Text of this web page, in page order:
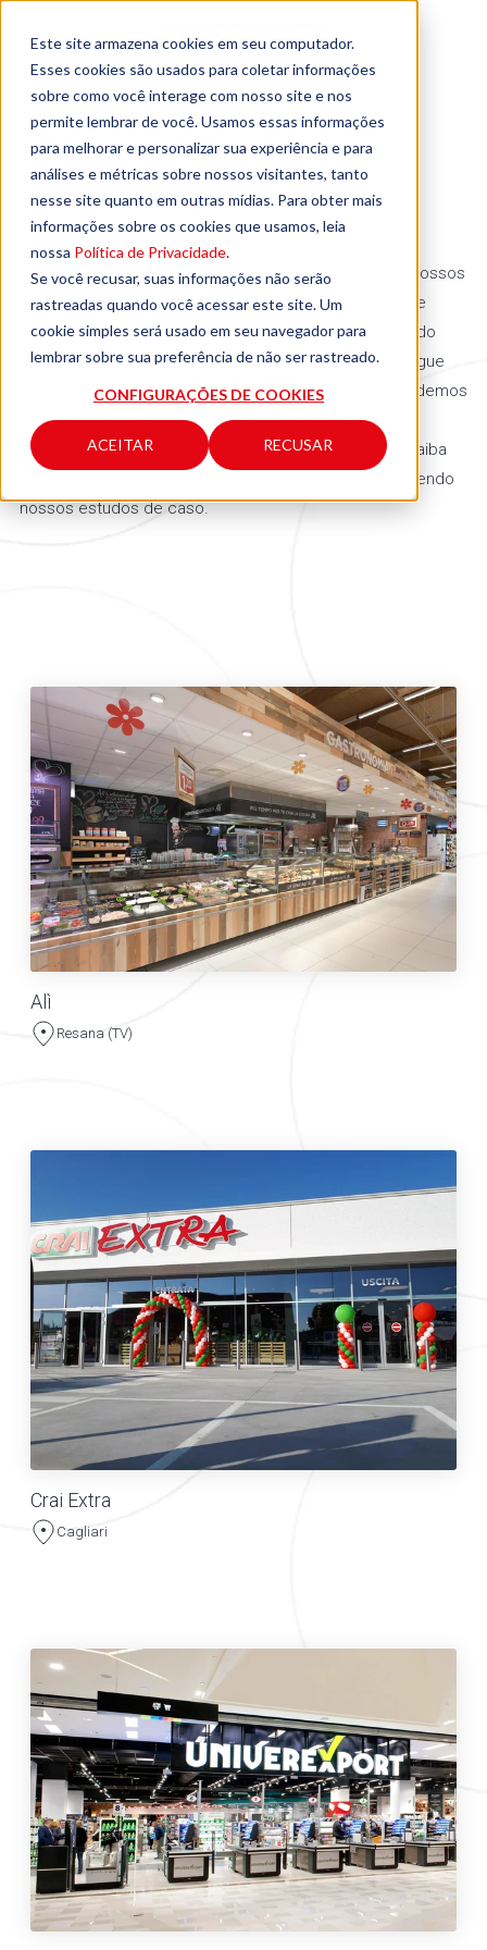
Este site armazena cookies em seu computador.
Esses cookies são usados para coletar informações
sobre como você interage com nosso site e nos
permite lembrar de você. Usamos essas informações
para melhorar e personalizar sua experiência e para
análises e métricas sobre nossos visitantes, tanto
nesse site quanto em outras mídias. Para obter mais
informações sobre os cookies que usamos, leia
nossa Política de Privacidade.
Se você recusar, suas informações não serão
rastreadas quando você acessar este site. Um
cookie simples será usado em seu navegador para
lembrar sobre sua preferência de não ser rastreado.
CONFIGURAÇÕES DE COOKIES
ACEITAR RECUSAR
Instalações 24
Sessenta anos de experiência ao seu serviço.
Nesta seção pode encontrar uma ampla seleção do nossos
produtos mais vendidos, em uso em supermercados e
centros de distribuição de todos os tamanhos, incluindo
alguns dos nomes mais prestigiados do mundo. Navegue
para encontrar ideias para sua própria loja. Juntos, podemos
formular um projeto único e personalizado, feito à sua
medida para atender as suas necessidades diárias. Saiba
mais sobre as nossas instalações de maior sucesso lendo
nossos estudos de caso.
Alì
Resana (TV)
Crai Extra
Cagliari